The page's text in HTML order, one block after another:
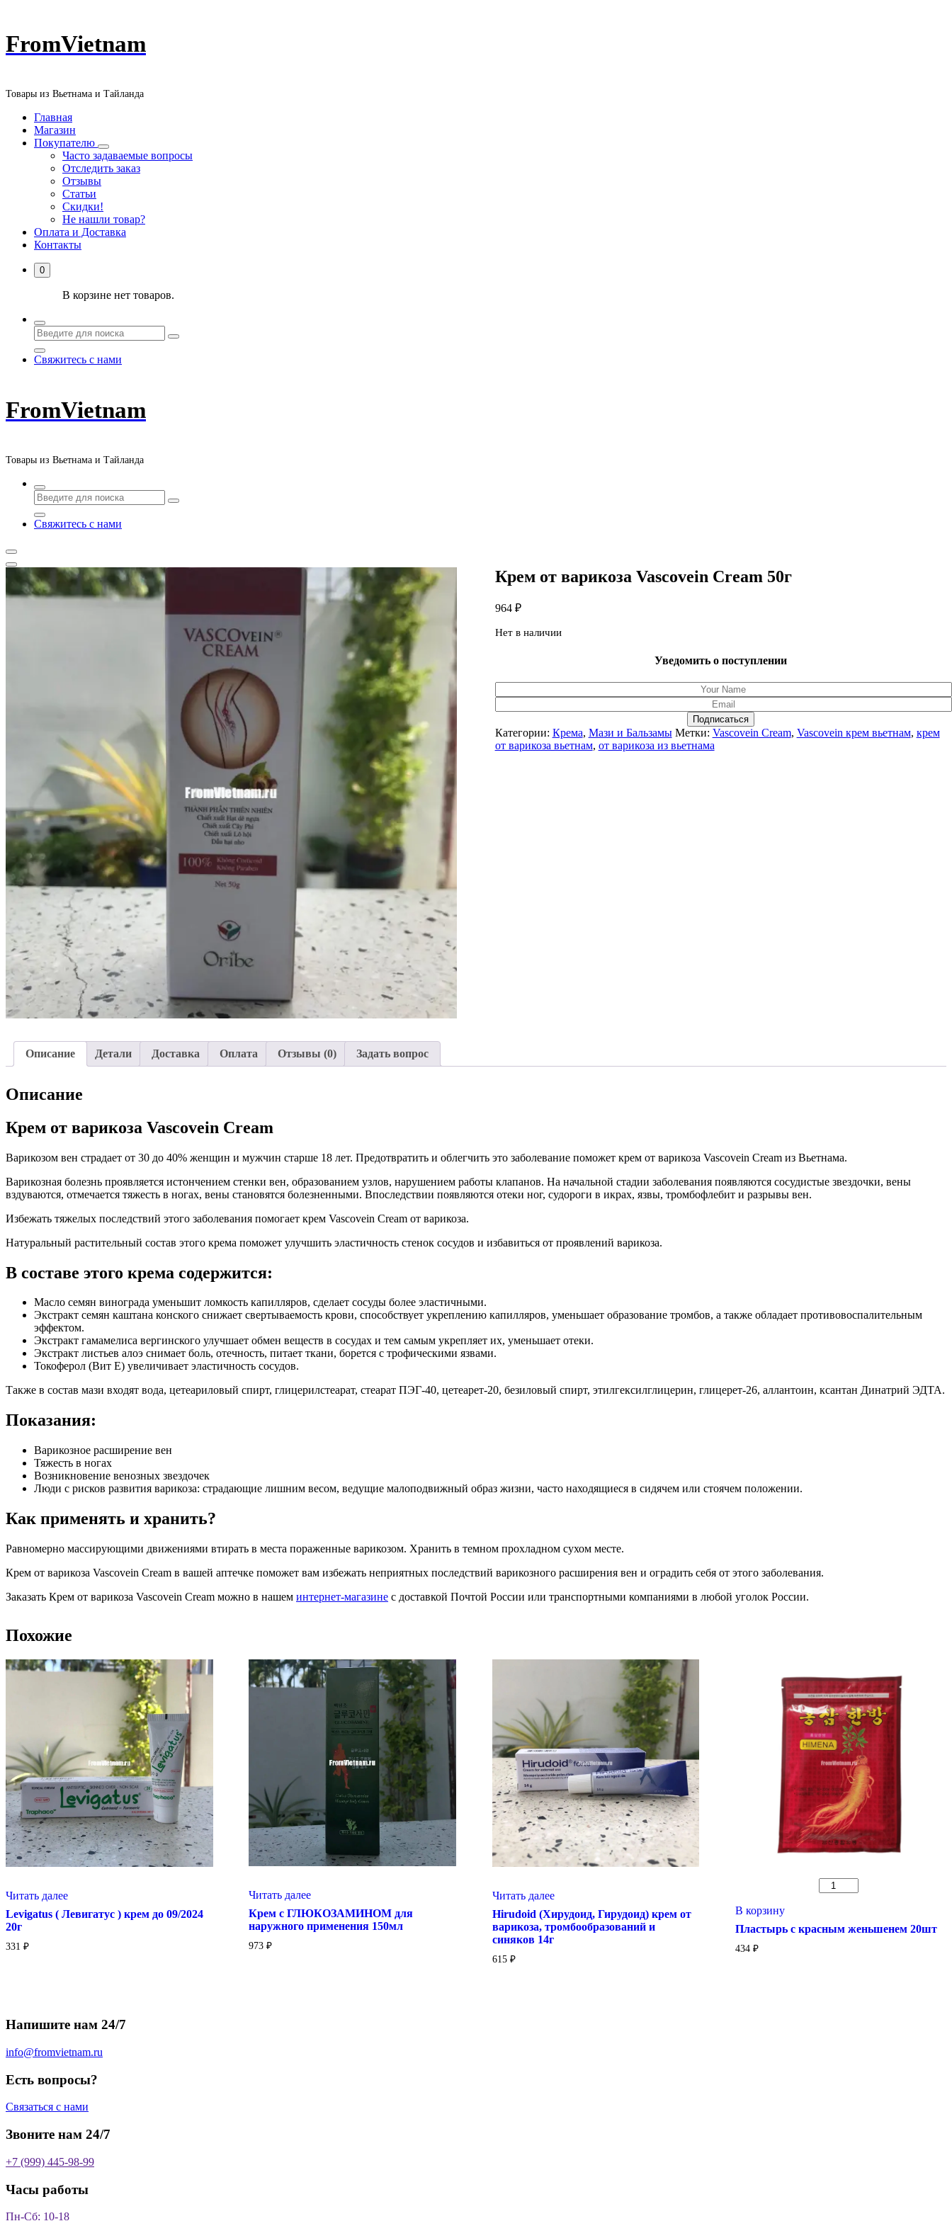
Перейти
к
FromVietnam
Товары из Вьетнама и Тайланда
Главная
Магазин
Покупателю
Часто задаваемые вопросы
Отследить заказ
Отзывы
Статьи
Скидки!
Не нашли товар?
Оплата и Доставка
Контакты
0
В корзине нет товаров.
Свяжитесь с нами
FromVietnam
Товары из Вьетнама и Тайланда
Свяжитесь с нами
Крем от варикоза Vascovein Cream 50г
964 ₽
Нет в наличии
Уведомить о поступлении
Подписаться
Категории: Крема, Мази и Бальзамы Метки: Vascovein Cream, Vascovein крем вьетнам, крем
от варикоза вьетнам, от варикоза из вьетнама
Описание Детали Доставка Оплата Отзывы (0) Задать вопрос
Описание
Крем от варикоза Vascovein Cream
Варикозом вен страдает от 30 до 40% женщин и мужчин старше 18 лет. Предотвратить и облегчить это заболевание поможет крем от варикоза Vascovein Cream из Вьетнама.
Варикозная болезнь проявляется истончением стенки вен, образованием узлов, нарушением работы клапанов. На начальной стадии заболевания появляются сосудистые звездочки, вены
вздуваются, отмечается тяжесть в ногах, вены становятся болезненными. Впоследствии появляются отеки ног, судороги в икрах, язвы, тромбофлебит и разрывы вен.
Избежать тяжелых последствий этого заболевания помогает крем Vascovein Cream от варикоза.
Натуральный растительный состав этого крема поможет улучшить эластичность стенок сосудов и избавиться от проявлений варикоза.
В составе этого крема содержится:
Масло семян винограда уменьшит ломкость капилляров, сделает сосуды более эластичными.
Экстракт семян каштана конского снижает свертываемость крови, способствует укреплению капилляров, уменьшает образование тромбов, а также обладает противовоспалительным
эффектом.
Экстракт гамамелиса вергинского улучшает обмен веществ в сосудах и тем самым укрепляет их, уменьшает отеки.
Экстракт листьев алоэ снимает боль, отечность, питает ткани, борется с трофическими язвами.
Токоферол (Вит Е) увеличивает эластичность сосудов.
Также в состав мази входят вода, цетеариловый спирт, глицерилстеарат, стеарат ПЭГ-40, цетеарет-20, безиловый спирт, этилгексилглицерин, глицерет-26, аллантоин, ксантан Динатрий ЭДТА.
Показания:
Варикозное расширение вен
Тяжесть в ногах
Возникновение венозных звездочек
Люди с рисков развития варикоза: страдающие лишним весом, ведущие малоподвижный образ жизни, часто находящиеся в сидячем или стоячем положении.
Как применять и хранить?
Равномерно массирующими движениями втирать в места пораженные варикозом. Хранить в темном прохладном сухом месте.
Крем от варикоза Vascovein Cream в вашей аптечке поможет вам избежать неприятных последствий варикозного расширения вен и оградить себя от этого заболевания.
Заказать Крем от варикоза Vascovein Cream можно в нашем интернет-магазине с доставкой Почтой России или транспортными компаниями в любой уголок России.
Похожие
Читать далее
Levigatus ( Левигатус ) крем до 09/2024
20г
331 ₽
Читать далее
Крем с ГЛЮКОЗАМИНОМ для
наружного применения 150мл
973₽
Читать далее
Hirudoid (Хирудоид, Гирудоид) крем от
варикоза, тромбообразований и
синяков 14г
615 ₽
Количество
товара
красным
В корзину
Пластырь с красным женьшенем 20шт
434 ₽
Напишите нам 24/7
info@fromvietnam.ru
Есть вопросы?
Связаться с нами
Звоните нам 24/7
+7 (999) 445-98-99
Часы работы
Пн-Сб: 10-18